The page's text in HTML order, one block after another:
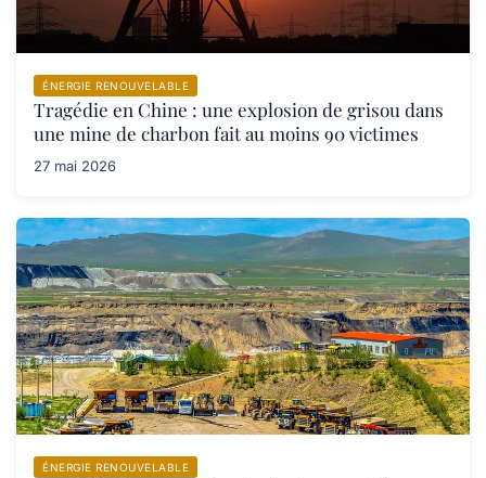
ÉNERGIE RENOUVELABLE
Tragédie en Chine : une explosion de grisou dans
une mine de charbon fait au moins 90 victimes
27 mai 2026
ÉNERGIE RENOUVELABLE